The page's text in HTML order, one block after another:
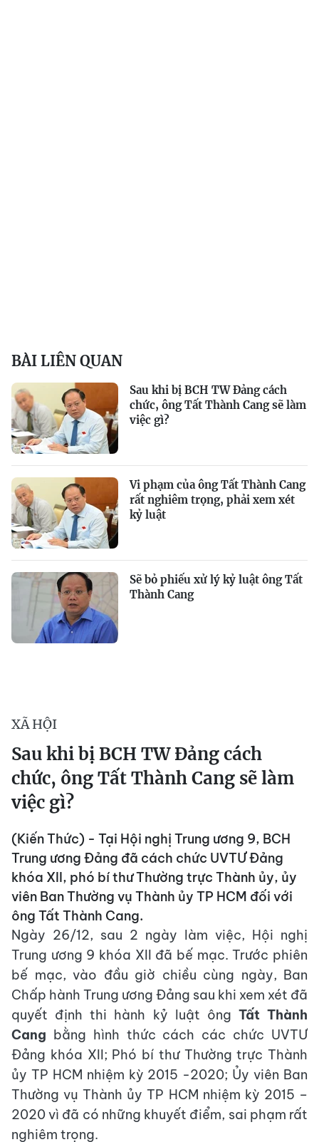
BÀI LIÊN QUAN
Sau khi bị BCH TW Đảng cách
chức, ông Tất Thành Cang sẽ làm
việc gì?
Vi phạm của ông Tất Thành Cang
rất nghiêm trọng, phải xem xét
kỷ luật
Sẽ bỏ phiếu xử lý kỷ luật ông Tất
Thành Cang
XÃ HỘI
Sau khi bị BCH TW Đảng cách
chức, ông Tất Thành Cang sẽ làm
việc gì?
(Kiến Thức) - Tại Hội nghị Trung ương 9, BCH
Trung ương Đảng đã cách chức UVTƯ Đảng
khóa XII, phó bí thư Thường trực Thành ủy, ủy
viên Ban Thường vụ Thành ủy TP HCM đối với
ông Tất Thành Cang.
Ngày 26/12, sau 2 ngày làm việc, Hội nghị
Trung ương 9 khóa XII đã bế mạc. Trước phiên
bế mạc, vào đầu giờ chiều cùng ngày, Ban
Chấp hành Trung ương Đảng sau khi xem xét đã
quyết định thi hành kỷ luật ông Tất Thành
Cang bằng hình thức cách các chức UVTƯ
Đảng khóa XII; Phó bí thư Thường trực Thành
ủy TP HCM nhiệm kỳ 2015 -2020; Ủy viên Ban
Thường vụ Thành ủy TP HCM nhiệm kỳ 2015 –
2020 vì đã có những khuyết điểm, sai phạm rất
nghiêm trọng.